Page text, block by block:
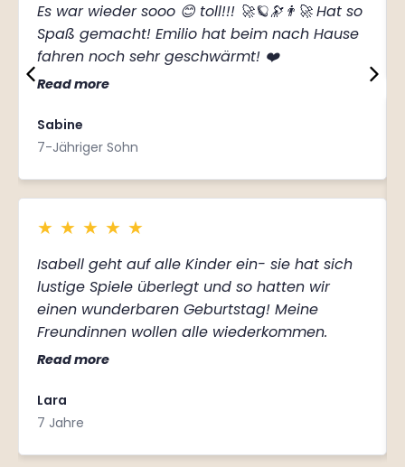
Es war wieder sooo 😊 toll!!! 🚀🪐🔭👨‍🚀 Hat so
Spaß gemacht! Emilio hat beim nach Hause
fahren noch sehr geschwärmt! ❤️
Read more
Sabine
7-Jähriger Sohn
★ ★ ★ ★ ★
Isabell geht auf alle Kinder ein- sie hat sich
lustige Spiele überlegt und so hatten wir
einen wunderbaren Geburtstag! Meine
Freundinnen wollen alle wiederkommen.
Read more
Lara
7 Jahre